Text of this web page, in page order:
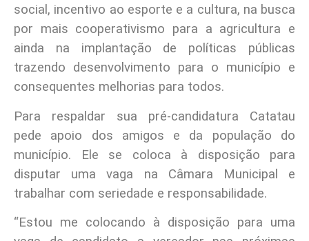
social, incentivo ao esporte e a cultura, na busca
por mais cooperativismo para a agricultura e
ainda na implantação de políticas públicas
trazendo desenvolvimento para o município e
consequentes melhorias para todos.
Para respaldar sua pré-candidatura Catatau
pede apoio dos amigos e da população do
município. Ele se coloca à disposição para
disputar uma vaga na Câmara Municipal e
trabalhar com seriedade e responsabilidade.
“Estou me colocando à disposição para uma